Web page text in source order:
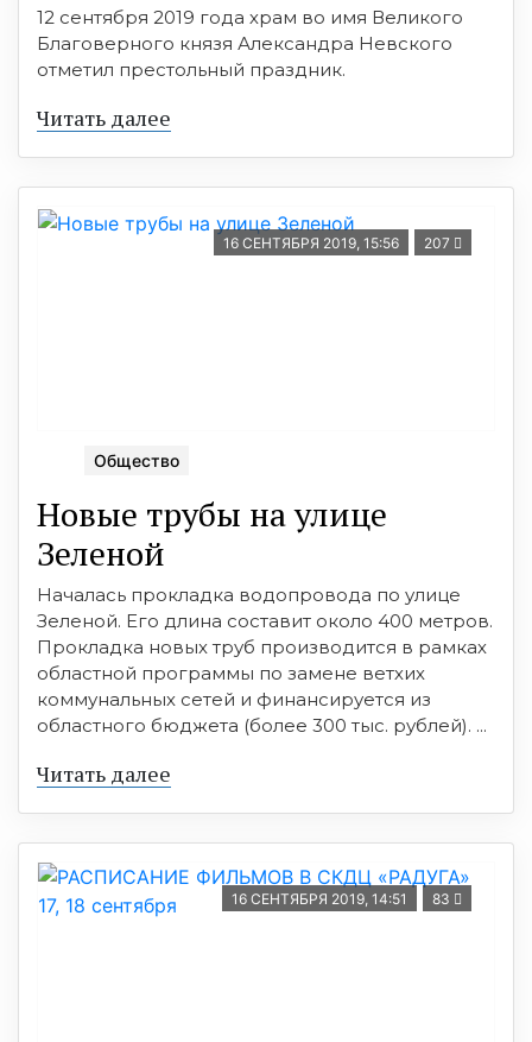
12 сентября 2019 года храм во имя Великого
Благоверного князя Александра Невского
отметил престольный праздник.
Читать далее
16 СЕНТЯБРЯ 2019, 15:56 207
Общество
Новые трубы на улице
Зеленой
Началась прокладка водопровода по улице
Зеленой. Его длина составит около 400 метров.
Прокладка новых труб производится в рамках
областной программы по замене ветхих
коммунальных сетей и финансируется из
областного бюджета (более 300 тыс. рублей). ...
Читать далее
16 СЕНТЯБРЯ 2019, 14:51 83